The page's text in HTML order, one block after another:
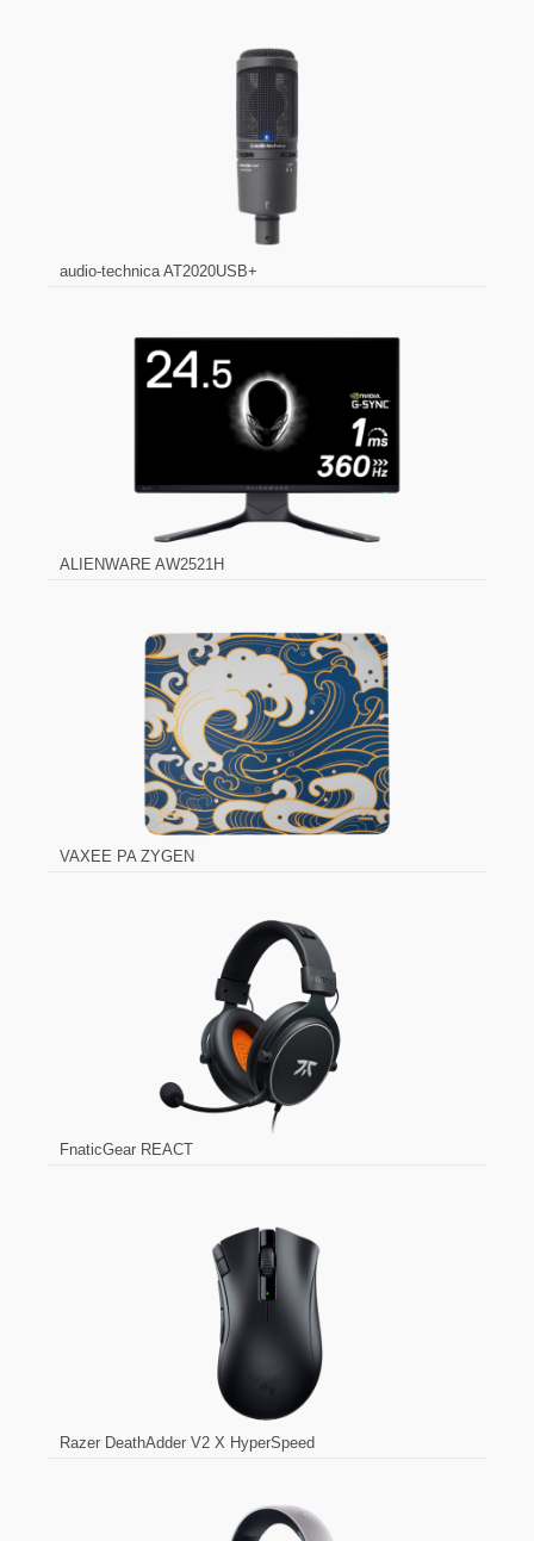
audio-technica AT2020USB+
ALIENWARE AW2521H
VAXEE PA ZYGEN
FnaticGear REACT
Razer DeathAdder V2 X HyperSpeed